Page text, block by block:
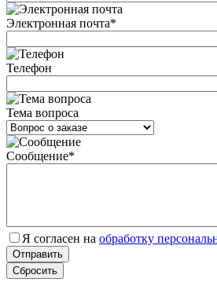
Электронная почта*
Телефон
Тема вопроса
Сообщение*
Я согласен на обработку